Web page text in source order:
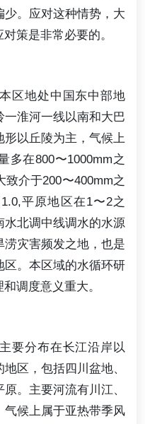
。应对这种情势，大
策是非常必要的。
区地处中国东中部地
淮河一线以南和大巴
以丘陵为主，气候上
多在800〜1000mm之
介于200〜400mm之
平原地区在1〜2之
北调中线调水的水源
灾害频发之地，也是
。本区域的水循环研
调度意义重大。
要分布在长江沿岸以
区，包括四川盆地、
。主要河流有川江、
候上属于亚热带季风